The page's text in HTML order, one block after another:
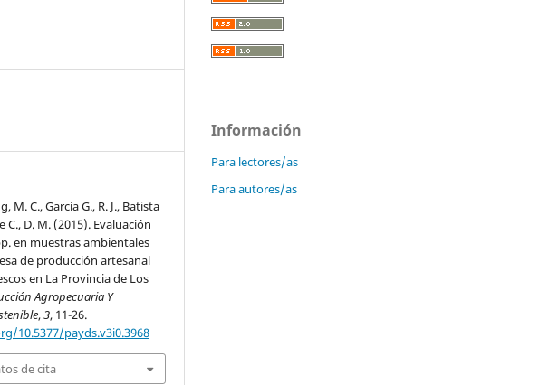
M. C., García G., R. J., Batista
C., D. M. (2015). Evaluación
en muestras ambientales
de producción artesanal
en La Provincia de Los
Agropecuaria Y
,3, 11-26.
10.5377/payds.v3i0.3968
de cita
Información
Para lectores/as
Para autores/as